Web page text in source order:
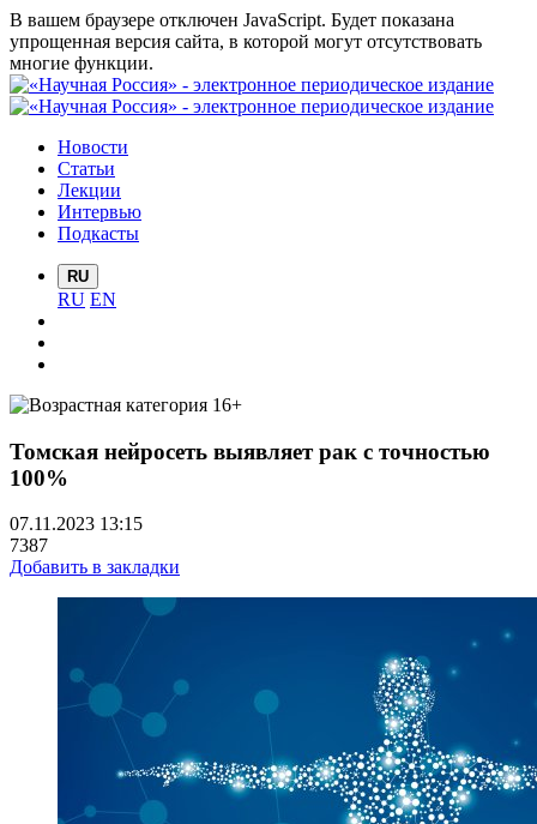
В вашем браузере отключен JavaScript. Будет показана
упрощенная версия сайта, в которой могут отсутствовать
многие функции.
Новости
Статьи
Лекции
Интервью
Подкасты
RU
RU EN
Томская нейросеть выявляет рак с точностью
100%
07.11.2023 13:15
7387
Добавить в закладки